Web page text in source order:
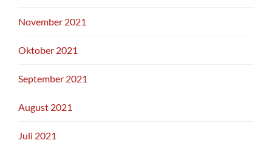
November 2021
Oktober 2021
September 2021
August 2021
Juli 2021